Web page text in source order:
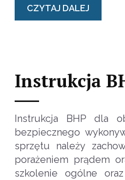
CZYTAJ DALEJ
Instrukcja
Instrukcja BHP dla
bezpiecznego
sprzętu należy
porażeniem prądem
szkolenie ogólne